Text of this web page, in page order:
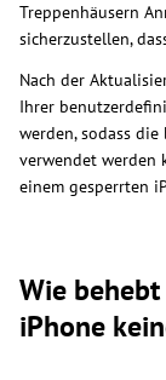
Treppenhäusern
sicherzustellen,
Nach der
Ihrer
werden, sodass
verwendet werden
einem gesperrten
Wie behebt
iPhone